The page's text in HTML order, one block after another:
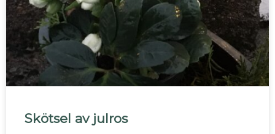
Skötsel av julros